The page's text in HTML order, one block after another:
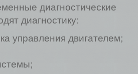
диагностические
диагностику:
управления двигателем;